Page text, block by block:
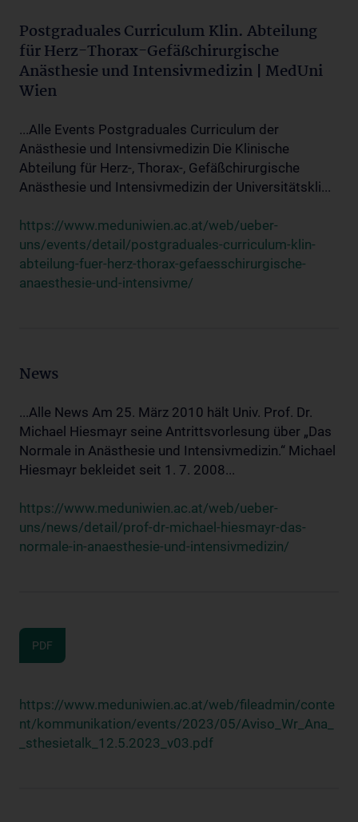
Postgraduales Curriculum Klin. Abteilung
für Herz-Thorax-Gefäßchirurgische
Anästhesie und Intensivmedizin | MedUni
Wien
...Alle Events Postgraduales Curriculum der
Anästhesie und Intensivmedizin Die Klinische
Abteilung für Herz-, Thorax-, Gefäßchirurgische
Anästhesie und Intensivmedizin der Universitätskli...
https://www.meduniwien.ac.at/web/ueber-
uns/events/detail/postgraduales-curriculum-klin-
abteilung-fuer-herz-thorax-gefaesschirurgische-
anaesthesie-und-intensivme/
News
...Alle News Am 25. März 2010 hält Univ. Prof. Dr.
Michael Hiesmayr seine Antrittsvorlesung über „Das
Normale in Anästhesie und Intensivmedizin.“ Michael
Hiesmayr bekleidet seit 1. 7. 2008...
https://www.meduniwien.ac.at/web/ueber-
uns/news/detail/prof-dr-michael-hiesmayr-das-
normale-in-anaesthesie-und-intensivmedizin/
PDF
https://www.meduniwien.ac.at/web/fileadmin/conte
nt/kommunikation/events/2023/05/Aviso_Wr_Ana_
_sthesietalk_12.5.2023_v03.pdf